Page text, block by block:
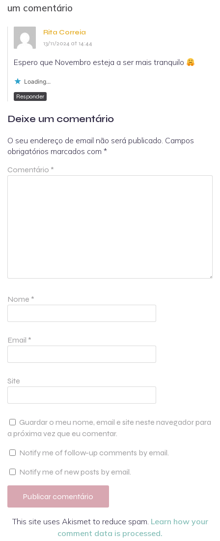
um comentário
Rita Correia
13/11/2024 at 14:44
Espero que Novembro esteja a ser mais tranquilo
Loading...
Responder
Deixe um comentário
O seu endereço de email não será publicado. Campos
obrigatórios marcados com *
Comentário *
Nome *
Email *
Site
Guardar o meu nome, email e site neste navegador para
a próxima vez que eu comentar.
Notify me of follow-up comments by email.
Notify me of new posts by email.
This site uses Akismet to reduce spam. Learn how your
comment data is processed.